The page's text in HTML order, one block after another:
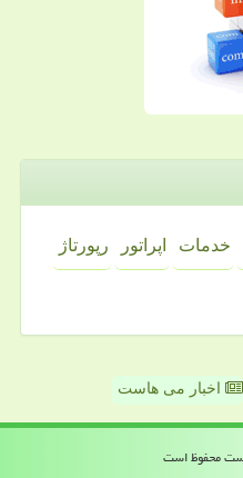
خدمات اپراتور رپورتاژ
اخبار می هاست